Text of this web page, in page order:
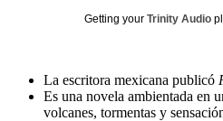
Getting your Trinity Audio
La escritora mexicana publicó
Es una novela ambientada en
volcanes, tormentas y